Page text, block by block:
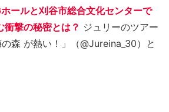
ールと刈谷市総合文化センターで
撃の秘密とは？ ジュリーのツアー
森 が熱い！」（@Jureina_30）と